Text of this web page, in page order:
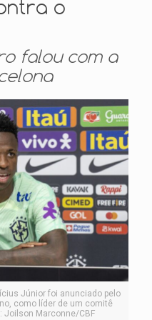
o
falou com a
Júnior foi anunciado pelo
como líder de um comitê
Joilson Marconne/CBF